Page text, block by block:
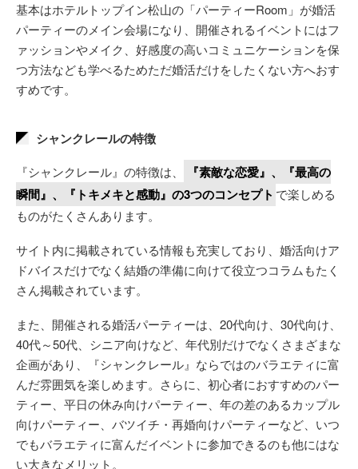
基本はホテルトップイン松山の「パーティーRoom」が婚活
パーティーのメイン会場になり、開催されるイベントにはフ
ァッションやメイク、好感度の高いコミュニケーションを保
つ方法なども学べるためただ婚活だけをしたくない方へおす
すめです。
シャンクレールの特徴
『シャンクレール』の特徴は、
『素敵な恋愛』、『最高の
瞬間』、『トキメキと感動』の3つのコンセプト で楽しめる
ものがたくさんあります。
サイト内に掲載されている情報も充実しており、婚活向けア
ドバイスだけでなく結婚の準備に向けて役立つコラムもたく
さん掲載されています。
また、開催される婚活パーティーは、20代向け、30代向け、
40代～50代、シニア向けなど、年代別だけでなくさまざまな
企画があり、『シャンクレール』ならではのバラエティに富
んだ雰囲気を楽しめます。さらに、初心者におすすめのパー
ティー、平日の休み向けパーティー、年の差のあるカップル
向けパーティー、バツイチ・再婚向けパーティーなど、いつ
でもバラエティに富んだイベントに参加できるのも他にはな
い大きなメリット。